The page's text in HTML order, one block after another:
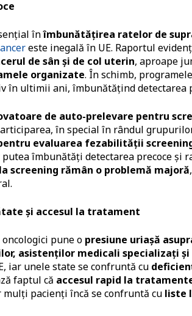
înîmbunătățirea ratelor de
este inegală în UE. Raportul
de sân și de col uterin, aproape
organizate. În schimb,
în ultimii ani, îmbunătățind detectarea
de auto-prelevare pentru
în special în rândul
evaluarea fezabilității
putea îmbunătăți detectarea precoce și
screening rămân o problemă majoră
și accesul la tratament
pune o presiune uriașă
asistenților medicali specializați
iar unele state se confruntă cu
faptul că accesul rapid la
pacienți încă se confruntă cu liste